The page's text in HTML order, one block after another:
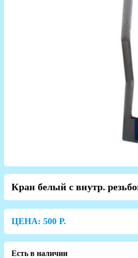
Кран белый с внутр.
ЦЕНА: 500 Р.
Есть в наличии